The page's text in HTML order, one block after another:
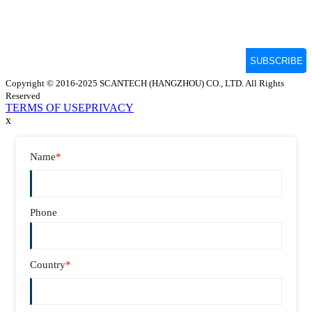
Copyright © 2016-2025 SCANTECH (HANGZHOU) CO., LTD. All Rights
Reserved
TERMS OF USEPRIVACY
x
Name*
Phone
Country*